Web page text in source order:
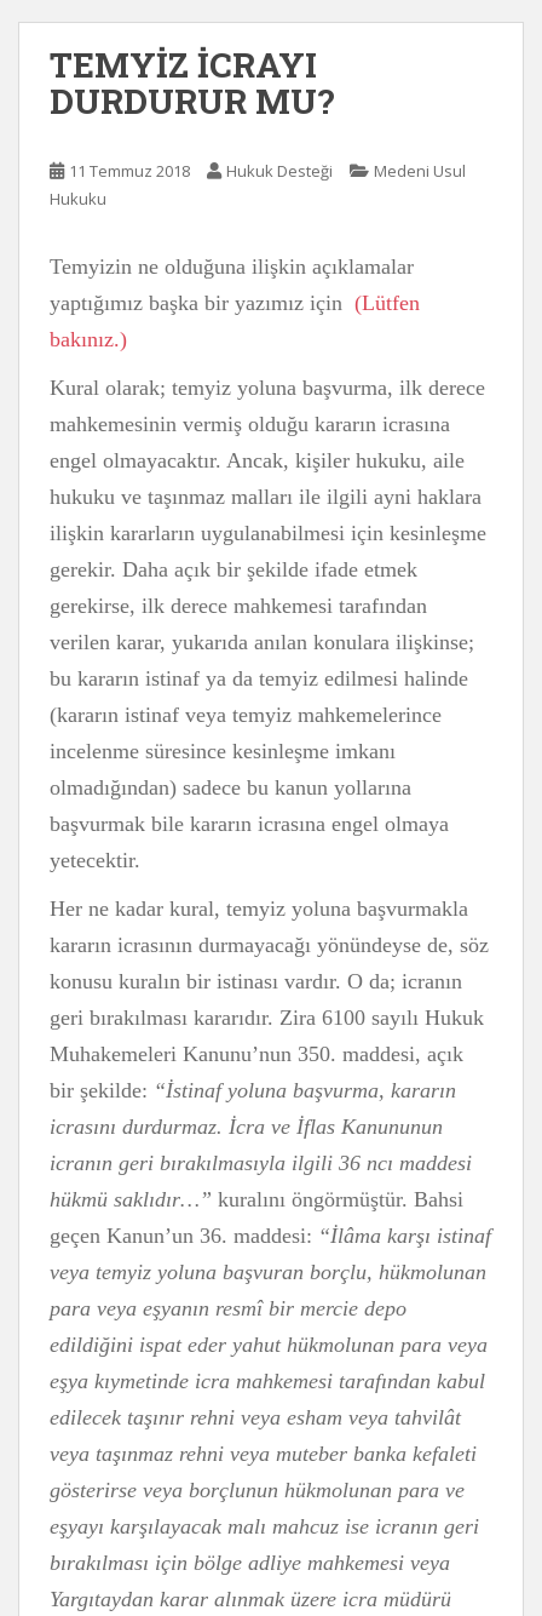
TEMYİZ İCRAYI
DURDURUR MU?
11 Temmuz 2018 Hukuk Desteği
Medeni Usul
Hukuku
Temyizin ne olduğuna ilişkin açıklamalar
yaptığımız başka bir yazımız için (Lütfen
bakınız.)
Kural olarak; temyiz yoluna başvurma, ilk derece
mahkemesinin vermiş olduğu kararın icrasına
engel olmayacaktır. Ancak, kişiler hukuku, aile
hukuku ve taşınmaz malları ile ilgili ayni haklara
ilişkin kararların uygulanabilmesi için kesinleşme
gerekir. Daha açık bir şekilde ifade etmek
gerekirse, ilk derece mahkemesi tarafından
verilen karar, yukarıda anılan konulara ilişkinse;
bu kararın istinaf ya da temyiz edilmesi halinde
(kararın istinaf veya temyiz mahkemelerince
incelenme süresince kesinleşme imkanı
olmadığından) sadece bu kanun yollarına
başvurmak bile kararın icrasına engel olmaya
yetecektir.
Her ne kadar kural, temyiz yoluna başvurmakla
kararın icrasının durmayacağı yönündeyse de, söz
konusu kuralın bir istinası vardır. O da; icranın
geri bırakılması kararıdır. Zira 6100 sayılı Hukuk
Muhakemeleri Kanunu’nun 350. maddesi, açık
bir şekilde: “İstinaf yoluna başvurma, kararın
icrasını durdurmaz. İcra ve İflas Kanununun
icranın geri bırakılmasıyla ilgili 36 ncı maddesi
hükmü saklıdır…” kuralını öngörmüştür. Bahsi
geçen Kanun’un 36. maddesi: “İlâma karşı istinaf
veya temyiz yoluna başvuran borçlu, hükmolunan
para veya eşyanın resmî bir mercie depo
edildiğini ispat eder yahut hükmolunan para veya
eşya kıymetinde icra mahkemesi tarafından kabul
edilecek taşınır rehni veya esham veya tahvilât
veya taşınmaz rehni veya muteber banka kefaleti
gösterirse veya borçlunun hükmolunan para ve
eşyayı karşılayacak malı mahcuz ise icranın geri
bırakılması için bölge adliye mahkemesi veya
Yargıtaydan karar alınmak üzere icra müdürü